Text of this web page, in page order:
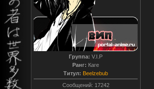
Группа: V.I.P
Ранг: Каге
Титул: Beelzebub
Сообщений: 17242